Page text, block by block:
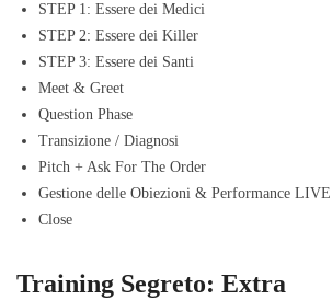
STEP 1: Essere dei Medici
STEP 2: Essere dei Killer
STEP 3: Essere dei Santi
Meet & Greet
Question Phase
Transizione / Diagnosi
Pitch + Ask For The Order
Gestione delle Obiezioni & Performance LIVE
Close
Training Segreto: Extra